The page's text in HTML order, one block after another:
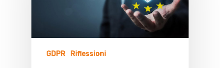
GDPR Riflessioni